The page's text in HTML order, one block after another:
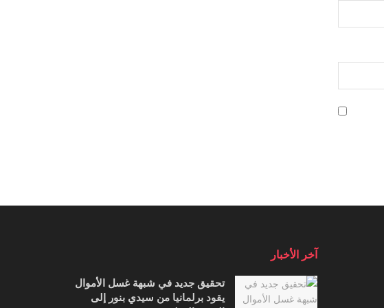
آخر الأخبار
تحقيق جديد في شبهة غسل الأموال
يقود برلمانيا من سيدي بنور إلى